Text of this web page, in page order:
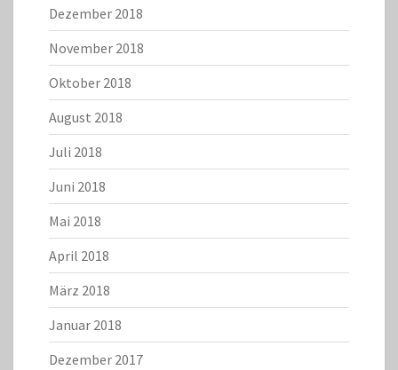
Dezember 2018
November 2018
Oktober 2018
August 2018
Juli 2018
Juni 2018
Mai 2018
April 2018
März 2018
Januar 2018
Dezember 2017